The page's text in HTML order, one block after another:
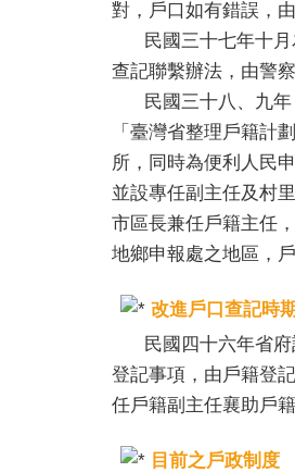
對，戶口如有錯誤，
民國三十七年十月
查記聯繫辦法，由警
民國三十八、九年
「臺灣省整理戶籍計
所，同時為便利人民
並設專任副主任及村
市區長兼任戶籍主任
地鄉申報處之地區，
改進戶口查記時
民國四十六年省府
登記事項，由戶籍登
任戶籍副主任襄助戶
目前之戶政制度